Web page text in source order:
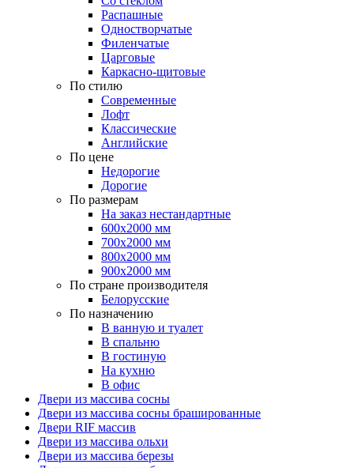
Распашные
Одностворчатые
Филенчатые
Царговые
Каркасно-щитовые
По стилю
Современные
Лофт
Классические
Английские
По цене
Недорогие
Дорогие
По размерам
На заказ нестандартные
600х2000 мм
700х2000 мм
800х2000 мм
900х2000 мм
По стране производителя
Белорусские
По назначению
В ванную и туалет
В спальню
В гостиную
На кухню
В офис
Двери из массива сосны
Двери из массива сосны брашированные
Двери RIF массив
Двери из массива ольхи
Двери из массива березы